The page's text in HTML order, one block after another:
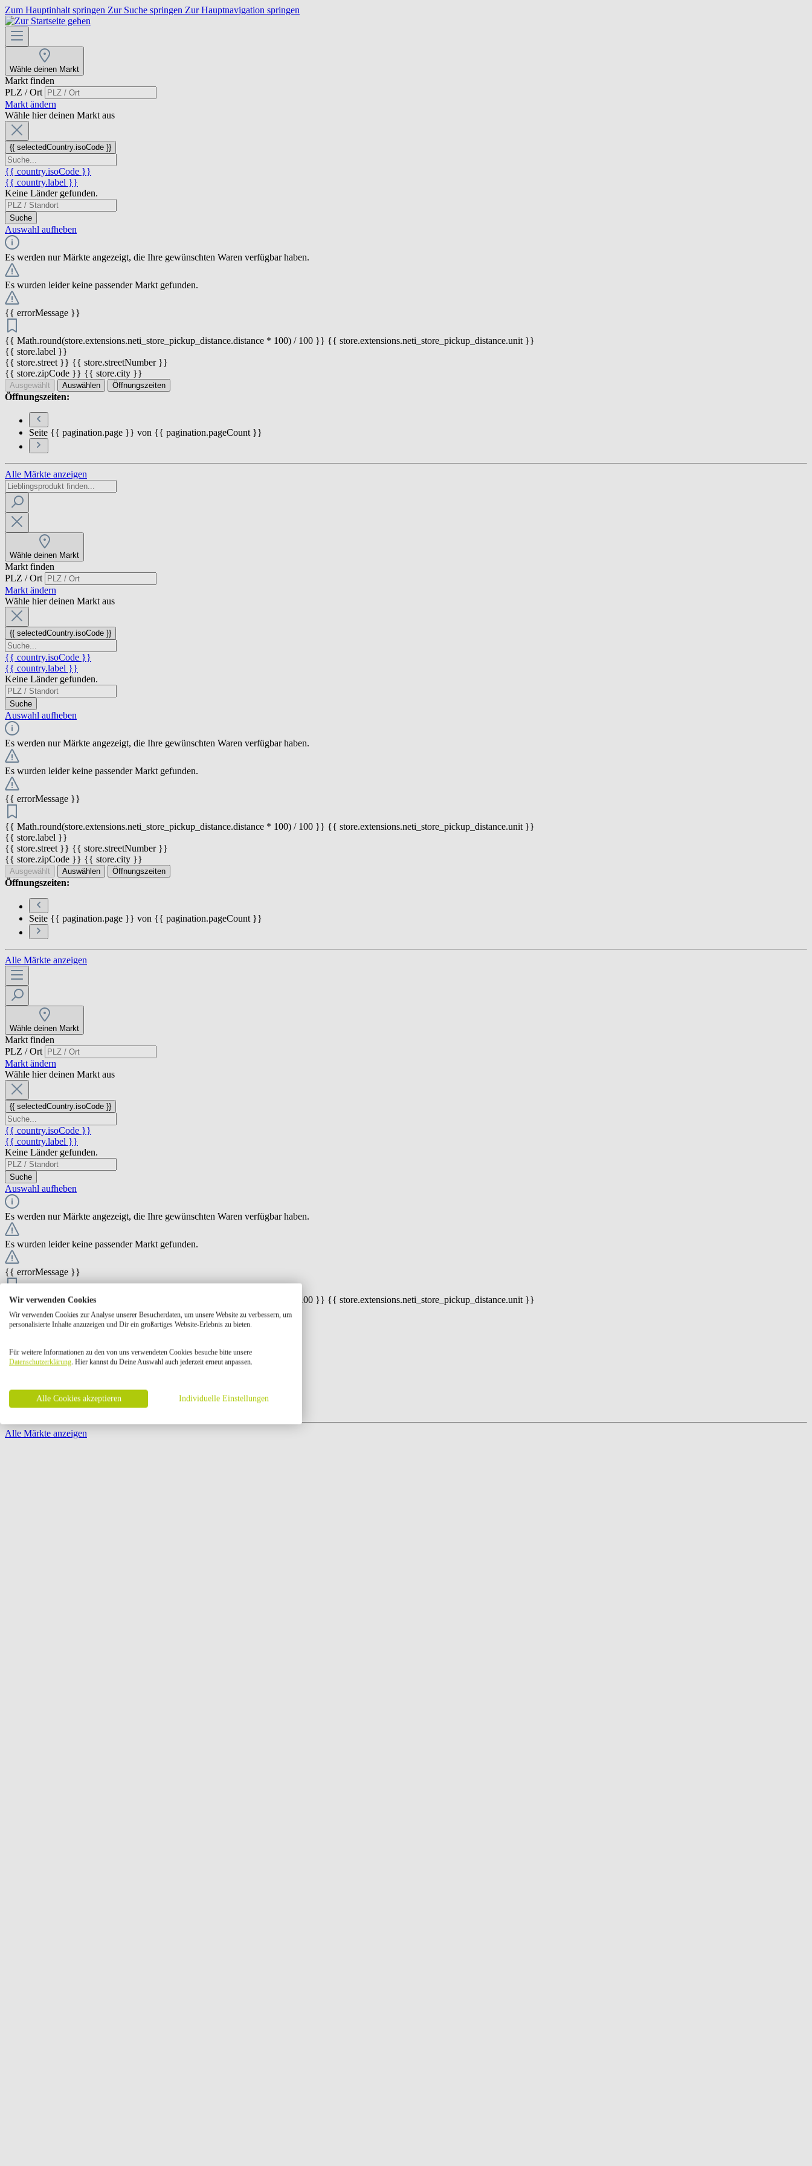
Zum Hauptinhalt springen Zur Suche springen Zur Hauptnavigation springen
Wähle deinen Markt
Markt finden
PLZ / Ort
Markt ändern
Wähle hier deinen Markt aus
{{ selectedCountry.isoCode }}
{{ country.isoCode }}
{{ country.label }}
Keine Länder gefunden.
Suche
Auswahl aufheben
Es werden nur Märkte angezeigt, die Ihre gewünschten Waren verfügbar haben.
Es wurden leider keine passender Markt gefunden.
{{ errorMessage }}
{{ Math.round(store.extensions.neti_store_pickup_distance.distance * 100) / 100 }} {{ store.extensions.neti_store_pickup_distance.unit }}
{{ store.label }}
{{ store.street }} {{ store.streetNumber }}
{{ store.zipCode }} {{ store.city }}
Ausgewählt Auswählen Öffnungszeiten
Öffnungszeiten:
Seite {{ pagination.page }} von {{ pagination.pageCount }}
Alle Märkte anzeigen
Wähle deinen Markt
Markt finden
PLZ / Ort
Markt ändern
Wähle hier deinen Markt aus
{{ selectedCountry.isoCode }}
{{ country.isoCode }}
{{ country.label }}
Keine Länder gefunden.
Suche
Auswahl aufheben
Es werden nur Märkte angezeigt, die Ihre gewünschten Waren verfügbar haben.
Es wurden leider keine passender Markt gefunden.
{{ errorMessage }}
{{ Math.round(store.extensions.neti_store_pickup_distance.distance * 100) / 100 }} {{ store.extensions.neti_store_pickup_distance.unit }}
{{ store.label }}
{{ store.street }} {{ store.streetNumber }}
{{ store.zipCode }} {{ store.city }}
Ausgewählt Auswählen Öffnungszeiten
Öffnungszeiten:
Seite {{ pagination.page }} von {{ pagination.pageCount }}
Alle Märkte anzeigen
Wähle deinen Markt
Markt finden
PLZ / Ort
Markt ändern
Wähle hier deinen Markt aus
{{ selectedCountry.isoCode }}
{{ country.isoCode }}
{{ country.label }}
Keine Länder gefunden.
Suche
Auswahl aufheben
Es werden nur Märkte angezeigt, die Ihre gewünschten Waren verfügbar haben.
Es wurden leider keine passender Markt gefunden.
{{ errorMessage }}
{{ Math.round(store.extensions.neti_store_pickup_distance.distance * 100) / 100 }} {{ store.extensions.neti_store_pickup_distance.unit }}
{{ store.label }}
{{ store.street }} {{ store.streetNumber }}
{{ store.zipCode }} {{ store.city }}
Öffnungszeiten:
Seite {{ pagination.page }} von {{ pagination.pageCount }}
Alle Märkte anzeigen
Wir verwenden Cookies
Wir verwenden Cookies zur Analyse unserer Besucherdaten, um unsere Website zu verbessern, um
personalisierte Inhalte anzuzeigen und Dir ein großartiges Website-Erlebnis zu bieten.
Für weitere Informationen zu den von uns verwendeten Cookies besuche bitte unsere
Datenschutzerklärung. Hier kannst du Deine Auswahl auch jederzeit erneut anpassen.
Alle Cookies akzeptieren Individuelle Einstellungen